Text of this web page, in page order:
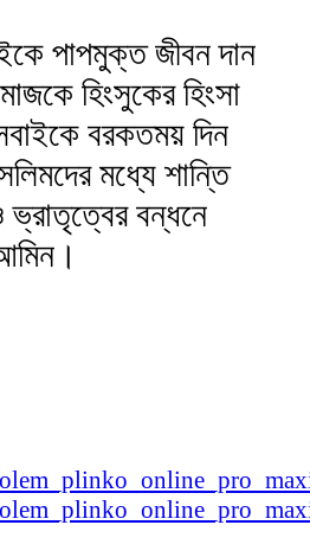
পাপমুক্ত জীবন দান
হিংসুকের হিংসা
বরকতময় দিন
মধ্যে শান্তি
বন্ধনে